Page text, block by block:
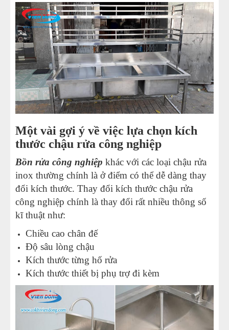
Một vài gợi ý về việc lựa chọn kích
thước chậu rửa công nghiệp
Bồn rửa công nghiệp khác với các loại chậu rửa
inox thường chính là ở điểm có thể dễ dàng thay
đổi kích thước. Thay đổi kích thước chậu rửa
công nghiệp chính là thay đổi rất nhiều thông số
kĩ thuật như:
Chiều cao chân đế
Độ sâu lòng chậu
Kích thước từng hố rửa
Kích thước thiết bị phụ trợ đi kèm